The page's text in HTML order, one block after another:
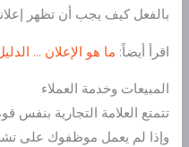
بالفعل كيف يجب أن تظهر
اقرأ أيضاً: ما هو الإعلان … الدليل
المبيعات وخدمة العملاء
تتمتع العلامة التجارية بنفس
وإذا لم يعمل موظفوك على